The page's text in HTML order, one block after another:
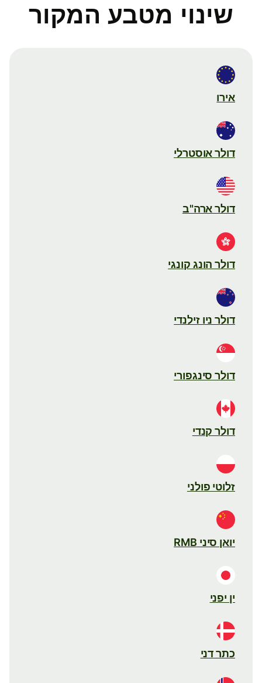
שינוי מטבע המקור
אירו
דולר אוסטרלי
דולר ארה"ב
דולר הונג קונגי
דולר ניו זילנדי
דולר סינגפורי
דולר קנדי
זלוטי פולני
יואן סיני RMB
ין יפני
כתר דני